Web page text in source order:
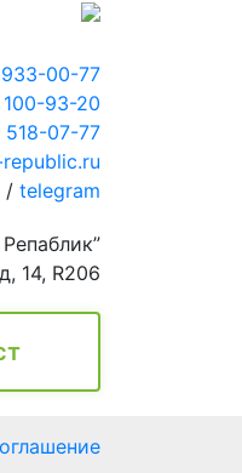
00-77
93-20
07-77
/ telegram
14, R206